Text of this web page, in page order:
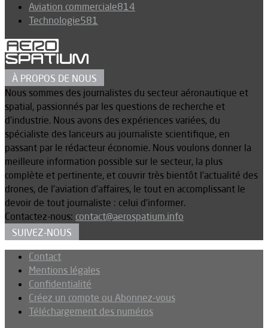
Aviation commerciale814
Technologie581
À PROPOS DE NOUS
Nous sommes des journalistes du secteur aéronautique et
spatial, passionnés par les questions de recherche et
d’industrie. Nous avons des expériences variées, du
spécialiste des lanceurs au journaliste scientifique, en
passant par le rédacteur économie. Nous voulons donner la
meilleure information possible sur le secteur, la plus
complète et pertinente, et couvrir très bientôt l’actualité des
drones, de l’aviation d’affaires, le tout en accomplissant le
devoir de tout journaliste : celui d’informer.
Contactez-nous: contact@aerospatium.info
SUIVEZ-NOUS
Contact
Mentions légales
Confidentialité
Créez un compte ou Abonnez-vous
Téléchargement des numéros